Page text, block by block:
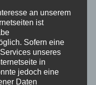
an unserem
ist
Sofern eine
unseres
in
jedoch eine
Daten